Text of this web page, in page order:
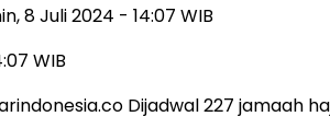
8 Juli 2024 - 14:07 WIB
WIB
Dijadwal 227 jamaah